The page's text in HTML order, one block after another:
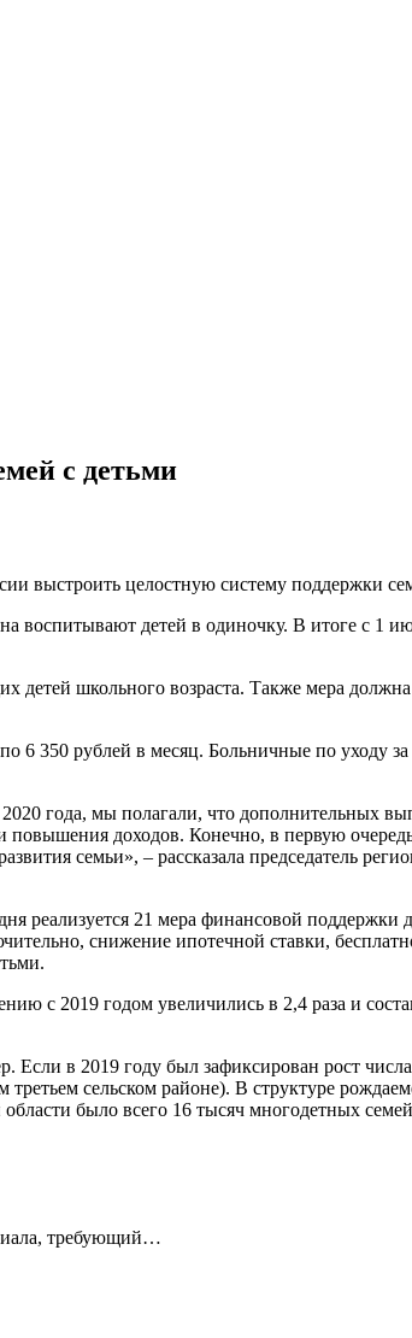
с детьми
выстроить целостную систему поддержки
детей в одиночку. В итоге с 1
школьного возраста. Также мера
рублей в месяц. Больничные по уходу
года, мы полагали, что дополнительных
доходов. Конечно, в первую
семьи», – рассказала председатель
реализуется 21 мера финансовой поддержки
снижение ипотечной ставки,
с 2019 годом увеличились в 2,4 раза и
в 2019 году был зафиксирован рост
сельском районе). В структуре
было всего 16 тысяч многодетных
требующий…